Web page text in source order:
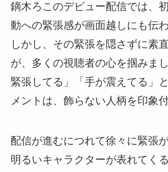
鏑木ろこのデビュー配信では、
動への緊張感が画面越しにも伝
しかし、その緊張を隠さずに素
が、多くの視聴者の心を掴みま
緊張してる」「手が震えてる」
メントは、飾らない人柄を印象
配信が進むにつれて徐々に緊張
明るいキャラクターが表れてく